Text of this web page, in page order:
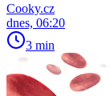
Cooky.cz
dnes, 06:20
3 min